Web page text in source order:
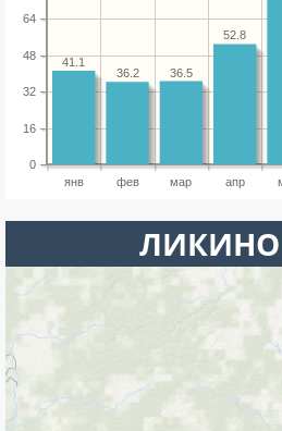
янв фев мар апр
0
16
32
48
64
52.8
36.5
36.2
41.1
ЛИКИНО